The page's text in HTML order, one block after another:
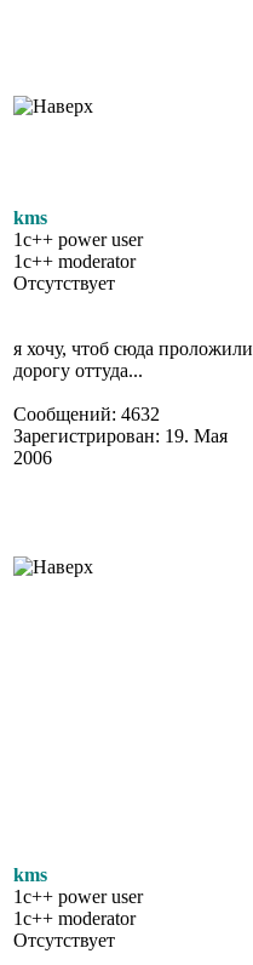
kms
1c++ power user
1c++ moderator
Отсутствует
я хочу, чтоб сюда проложили
дорогу оттуда...
Сообщений: 4632
Зарегистрирован: 19. Мая
2006
kms
1c++ power user
1c++ moderator
Отсутствует